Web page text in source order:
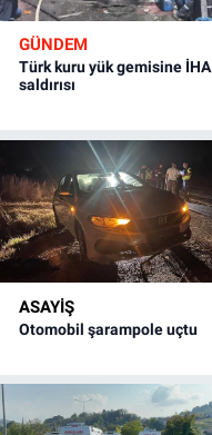
GÜNDEM
Türk kuru yük gemisine İHA
saldırısı
ASAYİŞ
Otomobil şarampole uçtu